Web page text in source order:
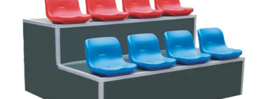
SITE
PRIVACY
POLICY